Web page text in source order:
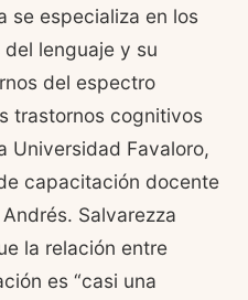
se especializa en los
lenguaje y su
del espectro
trastornos cognitivos
Universidad Favaloro,
capacitación docente
Salvarezza
la relación entre
es “casi una